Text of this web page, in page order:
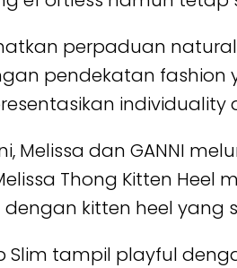
perpaduan
pendekatan
individuality
Melissa dan GANNI
Thong Kitten
kitten heel yang
Slim tampil playful